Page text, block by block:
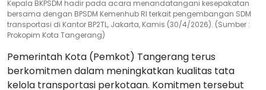
lain mengikuti prosesi penandatanganan kesepakatan bersama
dengan BPSDM Kemenhub RI di Jakarta, Kamis (30/4/2026). (Sumber
: Prokopim Kota Tangerang)
berkomitmen dalam meningkatkan kualitas tata
kelola transportasi perkotaan. Komitmen tersebut